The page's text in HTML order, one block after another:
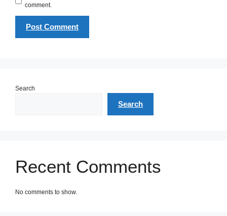
comment.
Search
Search
Recent Comments
No comments to show.